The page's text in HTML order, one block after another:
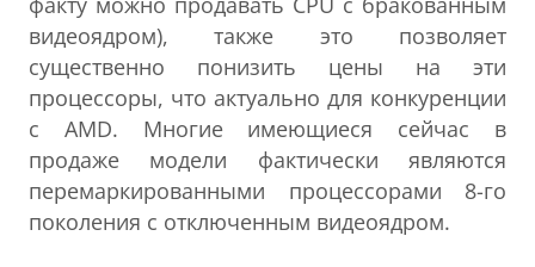
видеоядром), также это позволяет
существенно понизить цены на эти
процессоры, что актуально для конкуренции
с AMD. Многие имеющиеся сейчас в
продаже модели фактически являются
перемаркированными процессорами 8-го
поколения с отключенным видеоядром.